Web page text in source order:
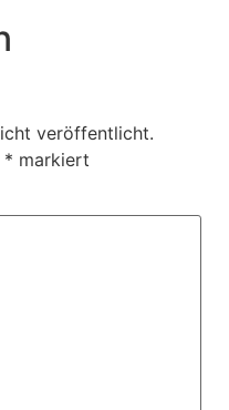
veröffentlicht.
* markiert